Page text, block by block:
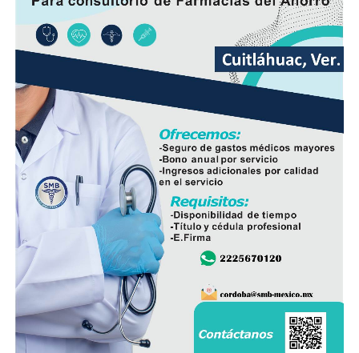
Hasta el momento no se ha informado si el fuego fue
provocado por una falla mecánica, un cortocircuito o
algún otro factor, por lo que serán las investigaciones
correspondientes las que determinen el origen del
siniestro.